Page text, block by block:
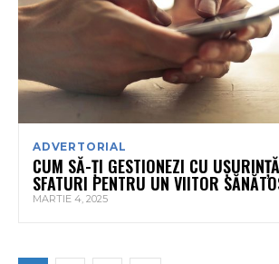
ADVERTORIAL
CUM SĂ-ȚI GESTIONEZI CU
SFATURI PENTRU UN VIITOR
MARTIE 4, 2025